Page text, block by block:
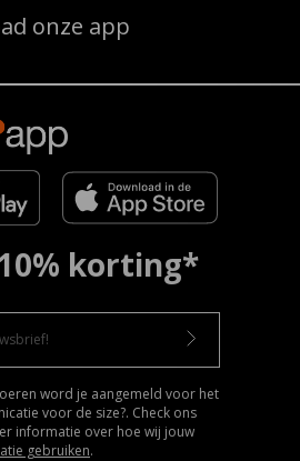
onze app
korting*
word je aangemeld voor het
voor de size?. Check ons
informatie over hoe wij jouw
gebruiken.